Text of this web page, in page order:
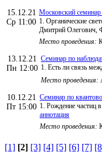
15.12.21
Ср 11:00
Московский
1. Органические
Дмитрий
Место проведения:
13.12.21
Пн 12:00
Семинар по
1. Есть ли связь
Место проведения:
10.12.21
Пт 15:00
Семинар по
1. Рождение частиц
аннотация
Место проведения:
[1] [2] [3] [4] [5] [6] [7]